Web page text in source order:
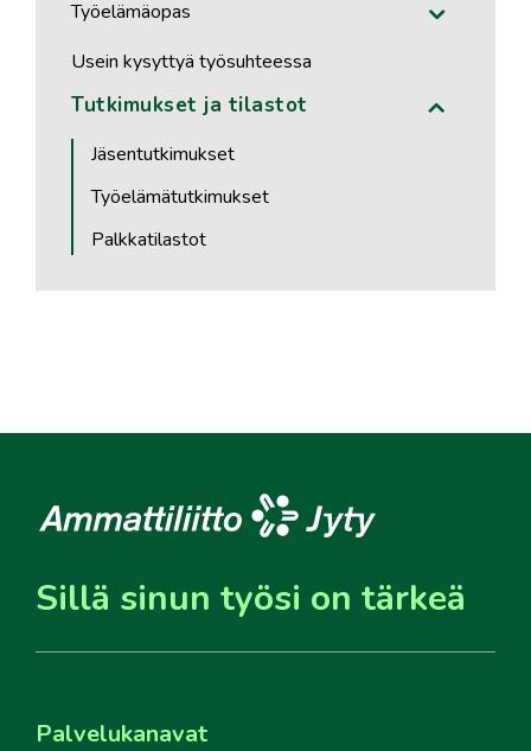
Työelämäopas
Usein kysyttyä työsuhteessa
Tutkimukset ja tilastot
Jäsentutkimukset
Työelämätutkimukset
Palkkatilastot
Sillä sinun työsi on tärkeä
Palvelukanavat